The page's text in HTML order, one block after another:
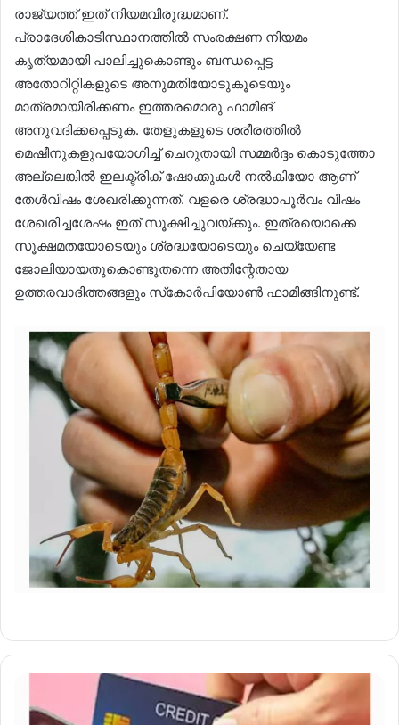
രാജ്യത്ത് ഇത് നിയമവിരുദ്ധമാണ്.
പ്രാദേശികാടിസ്ഥാനത്തിൽ സംരക്ഷണ നിയമം
കൃത്യമായി പാലിച്ചുകൊണ്ടും ബന്ധപ്പെട്ട
അതോറിറ്റികളുടെ അനുമതിയോടുകൂടെയും
മാത്രമായിരിക്കണം ഇത്തരമൊരു ഫാമിങ്
അനുവദിക്കപ്പെടുക. തേളുകളുടെ ശരീരത്തിൽ
മെഷീനുകളുപയോഗിച്ച് ചെറുതായി സമ്മർദ്ദം കൊടുത്തോ
അല്ലെങ്കിൽ ഇലക്ട്രിക് ഷോക്കുകൾ നൽകിയോ ആണ്
തേൾവിഷം ശേഖരിക്കുന്നത്. വളരെ ശ്രദ്ധാപൂർവം വിഷം
ശേഖരിച്ചശേഷം ഇത് സൂക്ഷിച്ചുവയ്ക്കും. ഇത്രയൊക്കെ
സൂക്ഷമതയോടെയും ശ്രദ്ധയോടെയും ചെയ്യേണ്ട
ജോലിയായതുകൊണ്ടുതന്നെ അതിന്റേതായ
ഉത്തരവാദിത്തങ്ങളും സ്‌കോർപിയോൺ ഫാമിങ്ങിനുണ്ട്.